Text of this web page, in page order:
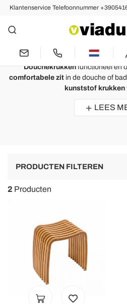
Klantenservice Telefoonnummer
Douchekruk -
Ontwerp voor
Douchekrukkenfunctioneel en
comfortabele zit in de douche of
kunststof krukken
LEES
PRODUCTEN FILTEREN
2 Producten